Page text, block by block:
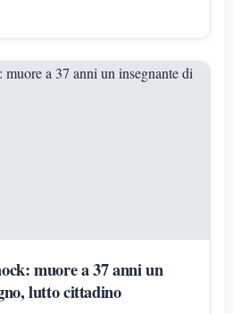
muore a 37 anni un
lutto cittadino